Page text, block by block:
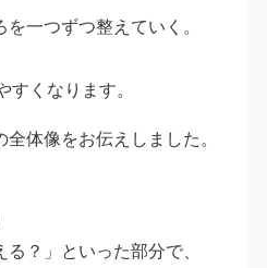
一つずつ整えていく。
すくなります。
体像をお伝えしました。
る？」といった部分で、